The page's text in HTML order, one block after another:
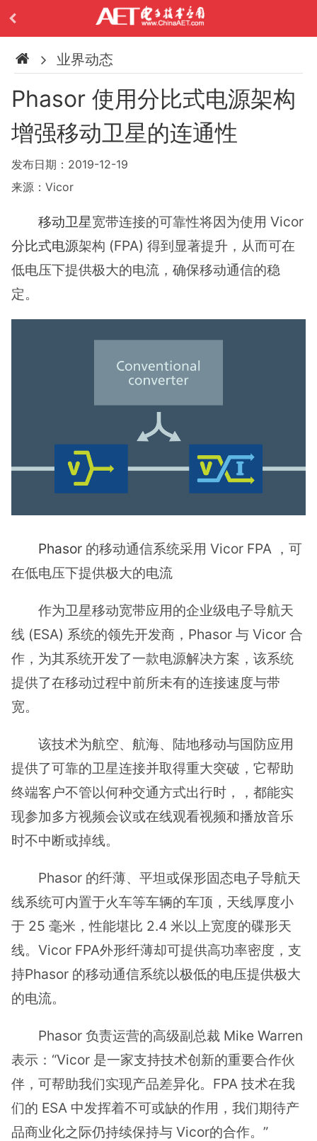
业界动态
Phasor 使用分比式电源架构
增强移动卫星的连通性
发布日期：2019-12-19
来源：Vicor
移动卫星宽带连接的可靠性将因为使用 Vicor
分比式电源架构 (FPA) 得到显著提升，从而可在
低电压下提供极大的电流，确保移动通信的稳
定。
Phasor 的移动通信系统采用 Vicor FPA ，可
在低电压下提供极大的电流
作为卫星移动宽带应用的企业级电子导航天
线 (ESA) 系统的领先开发商，Phasor 与 Vicor 合
作，为其系统开发了一款电源解决方案，该系统
提供了在移动过程中前所未有的连接速度与带
宽。
该技术为航空、航海、陆地移动与国防应用
提供了可靠的卫星连接并取得重大突破，它帮助
终端客户不管以何种交通方式出行时，，都能实
现参加多方视频会议或在线观看视频和播放音乐
时不中断或掉线。
Phasor 的纤薄、平坦或保形固态电子导航天
线系统可内置于火车等车辆的车顶，天线厚度小
于 25 毫米，性能堪比 2.4 米以上宽度的碟形天
线。Vicor FPA外形纤薄却可提供高功率密度，支
持Phasor 的移动通信系统以极低的电压提供极大
的电流。
Phasor 负责运营的高级副总裁 Mike Warren
表示：“Vicor 是一家支持技术创新的重要合作伙
伴，可帮助我们实现产品差异化。FPA 技术在我
们的 ESA 中发挥着不可或缺的作用，我们期待产
品商业化之际仍持续保持与 Vicor的合作。”